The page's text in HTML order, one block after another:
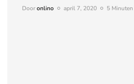
Dooronlino april 7, 2020 5 Minuten